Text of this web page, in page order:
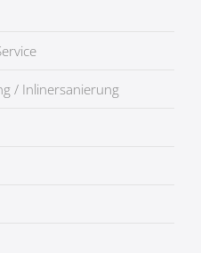
/ Inlinersanierung